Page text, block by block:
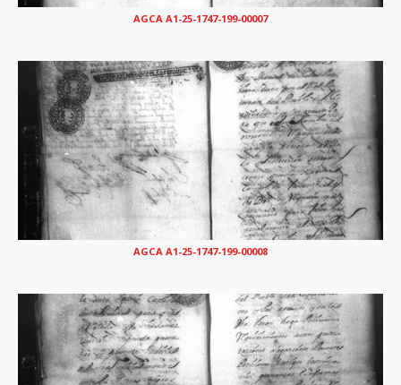
AGCA A1-25-1747-199-00007
AGCA A1-25-1747-199-00008